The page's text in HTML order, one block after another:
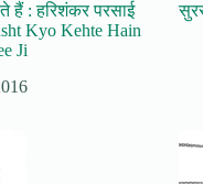
हैं : हरिशंकर परसाई
Kyo Kehte Hain
Ji